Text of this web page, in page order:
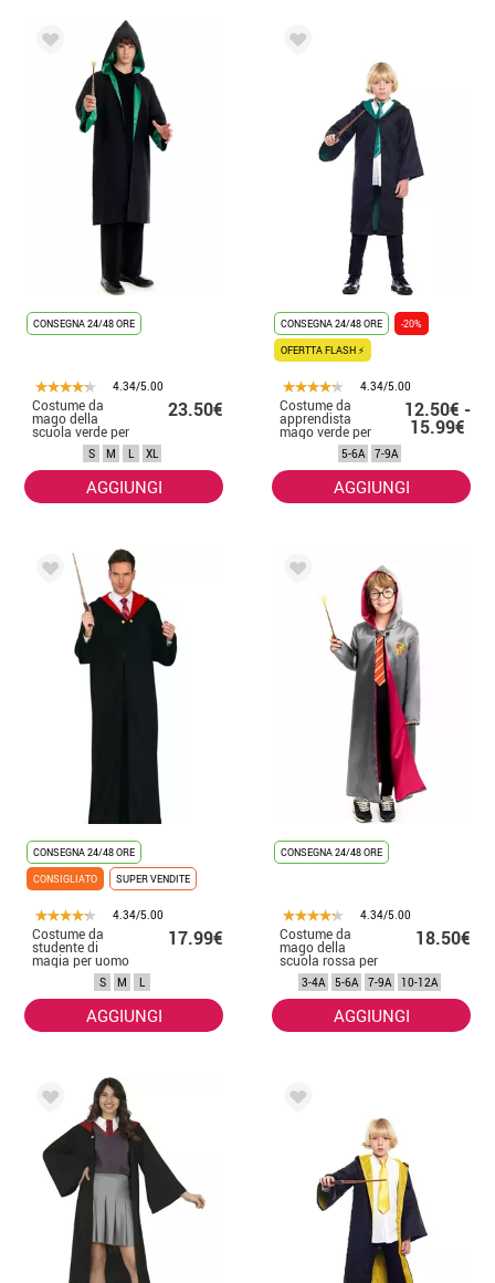
CONSEGNA 24/48 ORE
4.34/5.00
Costume da
mago della
scuola verde per
23.50€
S M L XL
AGGIUNGI
CONSEGNA 24/48 ORE
-20%
OFERTTA FLASH ⚡
4.34/5.00
Costume da
apprendista
mago verde per
bambino
12.50€ -
15.99€
5-6A 7-9A
AGGIUNGI
CONSEGNA 24/48 ORE
CONSIGLIATO
SUPER VENDITE
4.34/5.00
Costume da
studente di
magia per uomo
17.99€
S M L
AGGIUNGI
CONSEGNA 24/48 ORE
4.34/5.00
Costume da
mago della
scuola rossa per
bambino
18.50€
3-4A 5-6A 7-9A 10-12A
AGGIUNGI